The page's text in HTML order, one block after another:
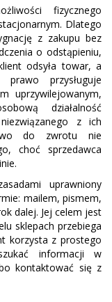
fizycznego
Dlatego
z zakupu bez
o odstąpieniu,
odsyła towar, a
przysługuje
uprzywilejowanym,
działalność
z ich
do zwrotu nie
choć sprzedawca
uprawniony
mailem, pismem,
dalej. Jej celem jest
sklepach przebiega
korzysta z prostego
informacji w
kontaktować się z